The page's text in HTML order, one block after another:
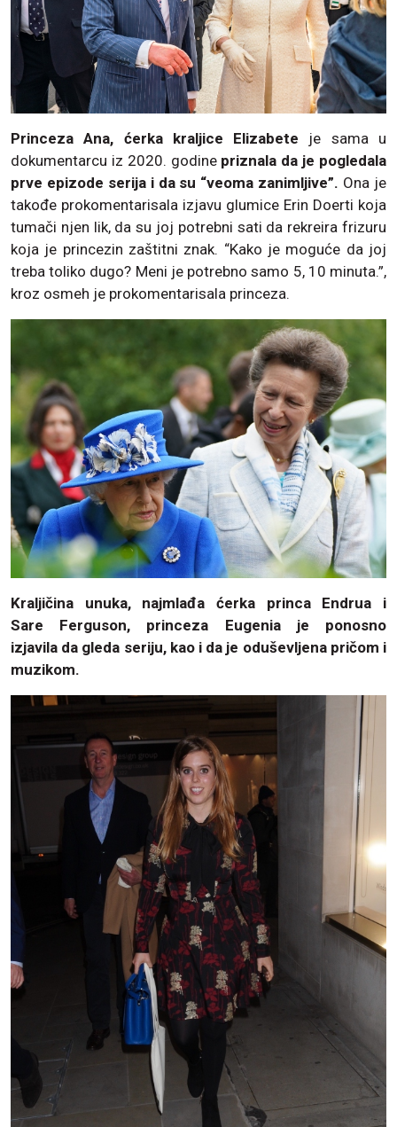
Princeza Ana, ćerka kraljice Elizabete je sama u
dokumentarcu iz 2020. godinepriznala da je pogledala
prve epizode serija i da su “veoma zanimljive”. Ona je
takođe prokomentarisala izjavu glumice Erin Doerti koja
tumači njen lik, da su joj potrebni sati da rekreira frizuru
koja je princezin zaštitni znak. “Kako je moguće da joj
treba toliko dugo? Meni je potrebno samo 5, 10 minuta.”,
kroz osmeh je prokomentarisala princeza.
Kraljičina unuka, najmlađa ćerka princa Endrua i
Sare Ferguson, princeza Eugenia je ponosno
izjavila da gleda seriju, kao i da je oduševljena pričom i
muzikom.